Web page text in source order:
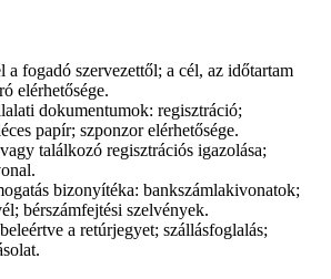
a fogadó szervezettől; a cél, az időtartam
elérhetősége.
dokumentumok: regisztráció;
papír; szponzor elérhetősége.
találkozó regisztrációs igazolása;
bizonyítéka: bankszámlakivonatok;
bérszámfejtési szelvények.
a retúrjegyet; szállásfoglalás;